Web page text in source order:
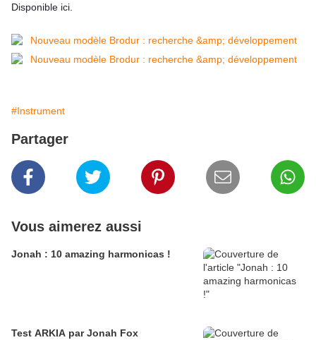
Disponible ici.
#Instrument
Partager
Vous aimerez aussi
Jonah : 10 amazing harmonicas !
Test ARKIA par Jonah Fox